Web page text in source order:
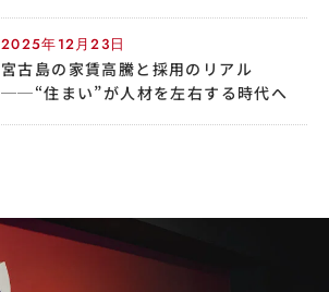
2025年12月23日
宮古島の家賃高騰と採用のリアル
──“住まい”が人材を左右する時代へ